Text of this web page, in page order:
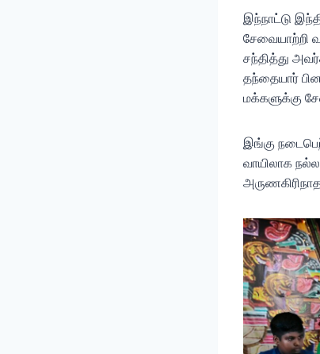
இந்நாட்டு
சேவையாற்றி
சந்தித்து
தந்தையார்
மக்களுக்கு
இங்கு
வாயிலாக